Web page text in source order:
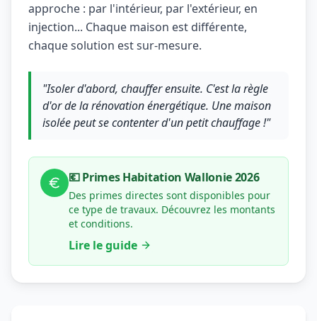
approche : par l'intérieur, par l'extérieur, en
injection... Chaque maison est différente,
chaque solution est sur-mesure.
"Isoler d'abord, chauffer ensuite. C'est la règle
d'or de la rénovation énergétique. Une maison
isolée peut se contenter d'un petit chauffage !"
💶 Primes Habitation Wallonie 2026
Des primes directes sont disponibles pour
ce type de travaux. Découvrez les montants
et conditions.
Lire le guide